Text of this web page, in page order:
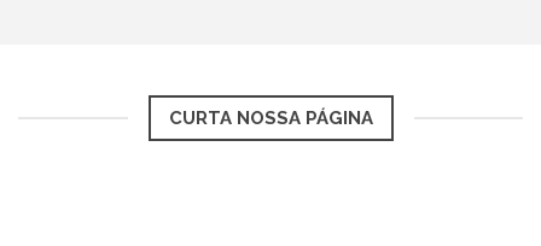
CURTA NOSSA PÁGINA